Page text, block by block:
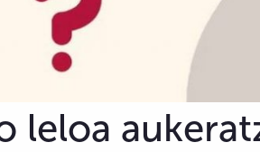
leloa